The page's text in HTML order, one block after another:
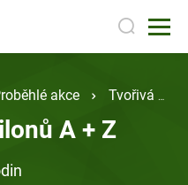
akce Tvořivá dílna pavilonů A + Z
A + Z